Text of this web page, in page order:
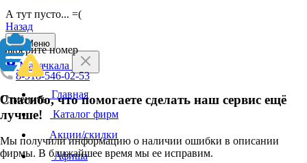
А тут пусто... =(
Назад
Выберите номер
8-918-546-02-53
Отменить
Спасибо, что помогаете сделать наш сервис ещё
лучше!
Мы получили информацию о наличии ошибки в описании
фирмы. В ближайшее время мы ее исправим.
Меню
Махачкала
Главная
Каталог фирм
Акции/скидки
Афиша